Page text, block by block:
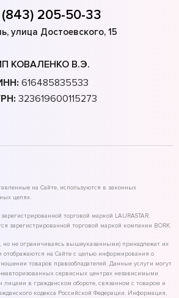
205-50-33
улица Достоевского, 15
КОВАЛЕНКО В.Э.
616485835533
323619600115273
на Сайте, используются в законных
целях.
торговой маркой LAURASTAR.
зарегистрированной торговой маркой компании BORK.
но не ограничиваясь вышеуказанными) принадлежат их
отображаются на Сайте с целью информирования о
товаров правообладателей. Данные услуги могут
сервисных центрах независимыми
в гражданском обороте, связанном с товаром и
кодекса Российской Федерации. Информация,